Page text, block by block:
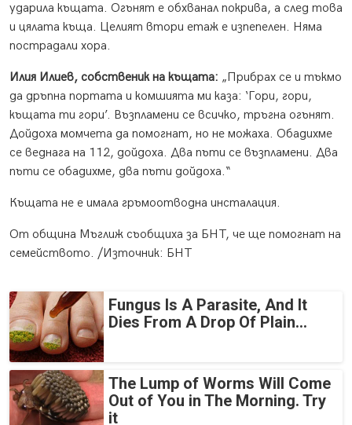
ударила къщата. Огънят е обхванал покрива, а след това
и цялата къща. Целият втори етаж е изпепелен. Няма
пострадали хора.
Илия Илиев, собственик на къщата: „Прибрах се и тъкмо
да дръпна портата и комшията ми каза: ‘Гори, гори,
къщата ти гори’. Възпламени се всичко, тръгна огънят.
Дойдоха момчета да помогнат, но не можаха. Обадихме
се веднага на 112, дойдоха. Два пъти се възпламени. Два
пъти се обадихме, два пъти дойдоха.“
Къщата не е имала гръмоотводна инсталация.
От община Мъглиж съобщиха за БНТ, че ще помогнат на
семейството. /Източник: БНТ
Fungus Is A Parasite, And It
Dies From A Drop Of Plain...
The Lump of Worms Will Come
Out of You in The Morning. Try
it